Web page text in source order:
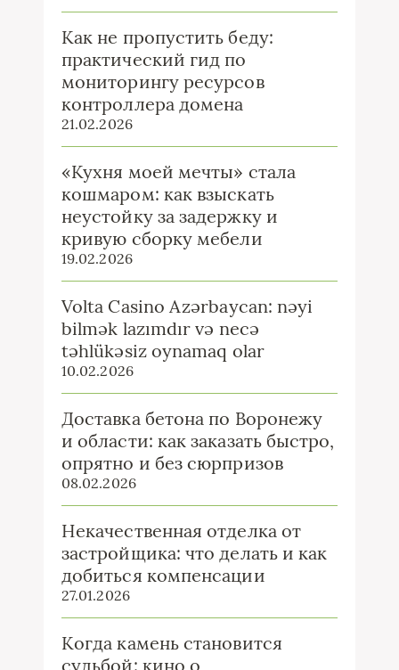
Как не пропустить беду:
практический гид по
мониторингу ресурсов
контроллера домена
21.02.2026
«Кухня моей мечты» стала
кошмаром: как взыскать
неустойку за задержку и
кривую сборку мебели
19.02.2026
Volta Casino Azərbaycan: nəyi
bilmək lazımdır və necə
təhlükəsiz oynamaq olar
10.02.2026
Доставка бетона по Воронежу
и области: как заказать быстро,
опрятно и без сюрпризов
08.02.2026
Некачественная отделка от
застройщика: что делать и как
добиться компенсации
27.01.2026
Когда камень становится
судьбой: кино о